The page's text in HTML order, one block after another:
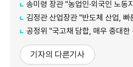
송미령 장관 "농업인·외국인 노동자, 온열질
김정관 산업장관 "반도체 산업, 빠른 시장 선
공정위 "국고채 담합, 매우 중대한 위법행위
기자의 다른기사